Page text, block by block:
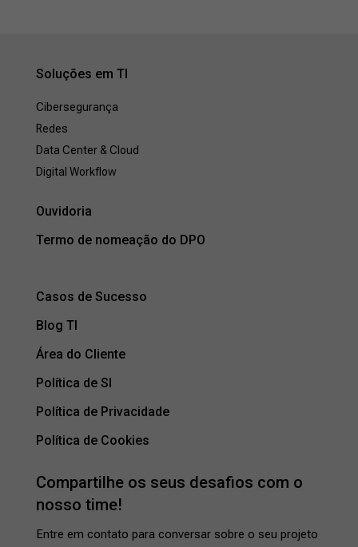
Soluções em TI
Cibersegurança
Redes
Data Center & Cloud
Digital Workflow
Ouvidoria
Termo de nomeação do DPO
Casos de Sucesso
Blog TI
Área do Cliente
Política de SI
Política de Privacidade
Política de Cookies
Compartilhe os seus desafios com o
nosso time!
Entre em contato para conversar sobre o seu projeto